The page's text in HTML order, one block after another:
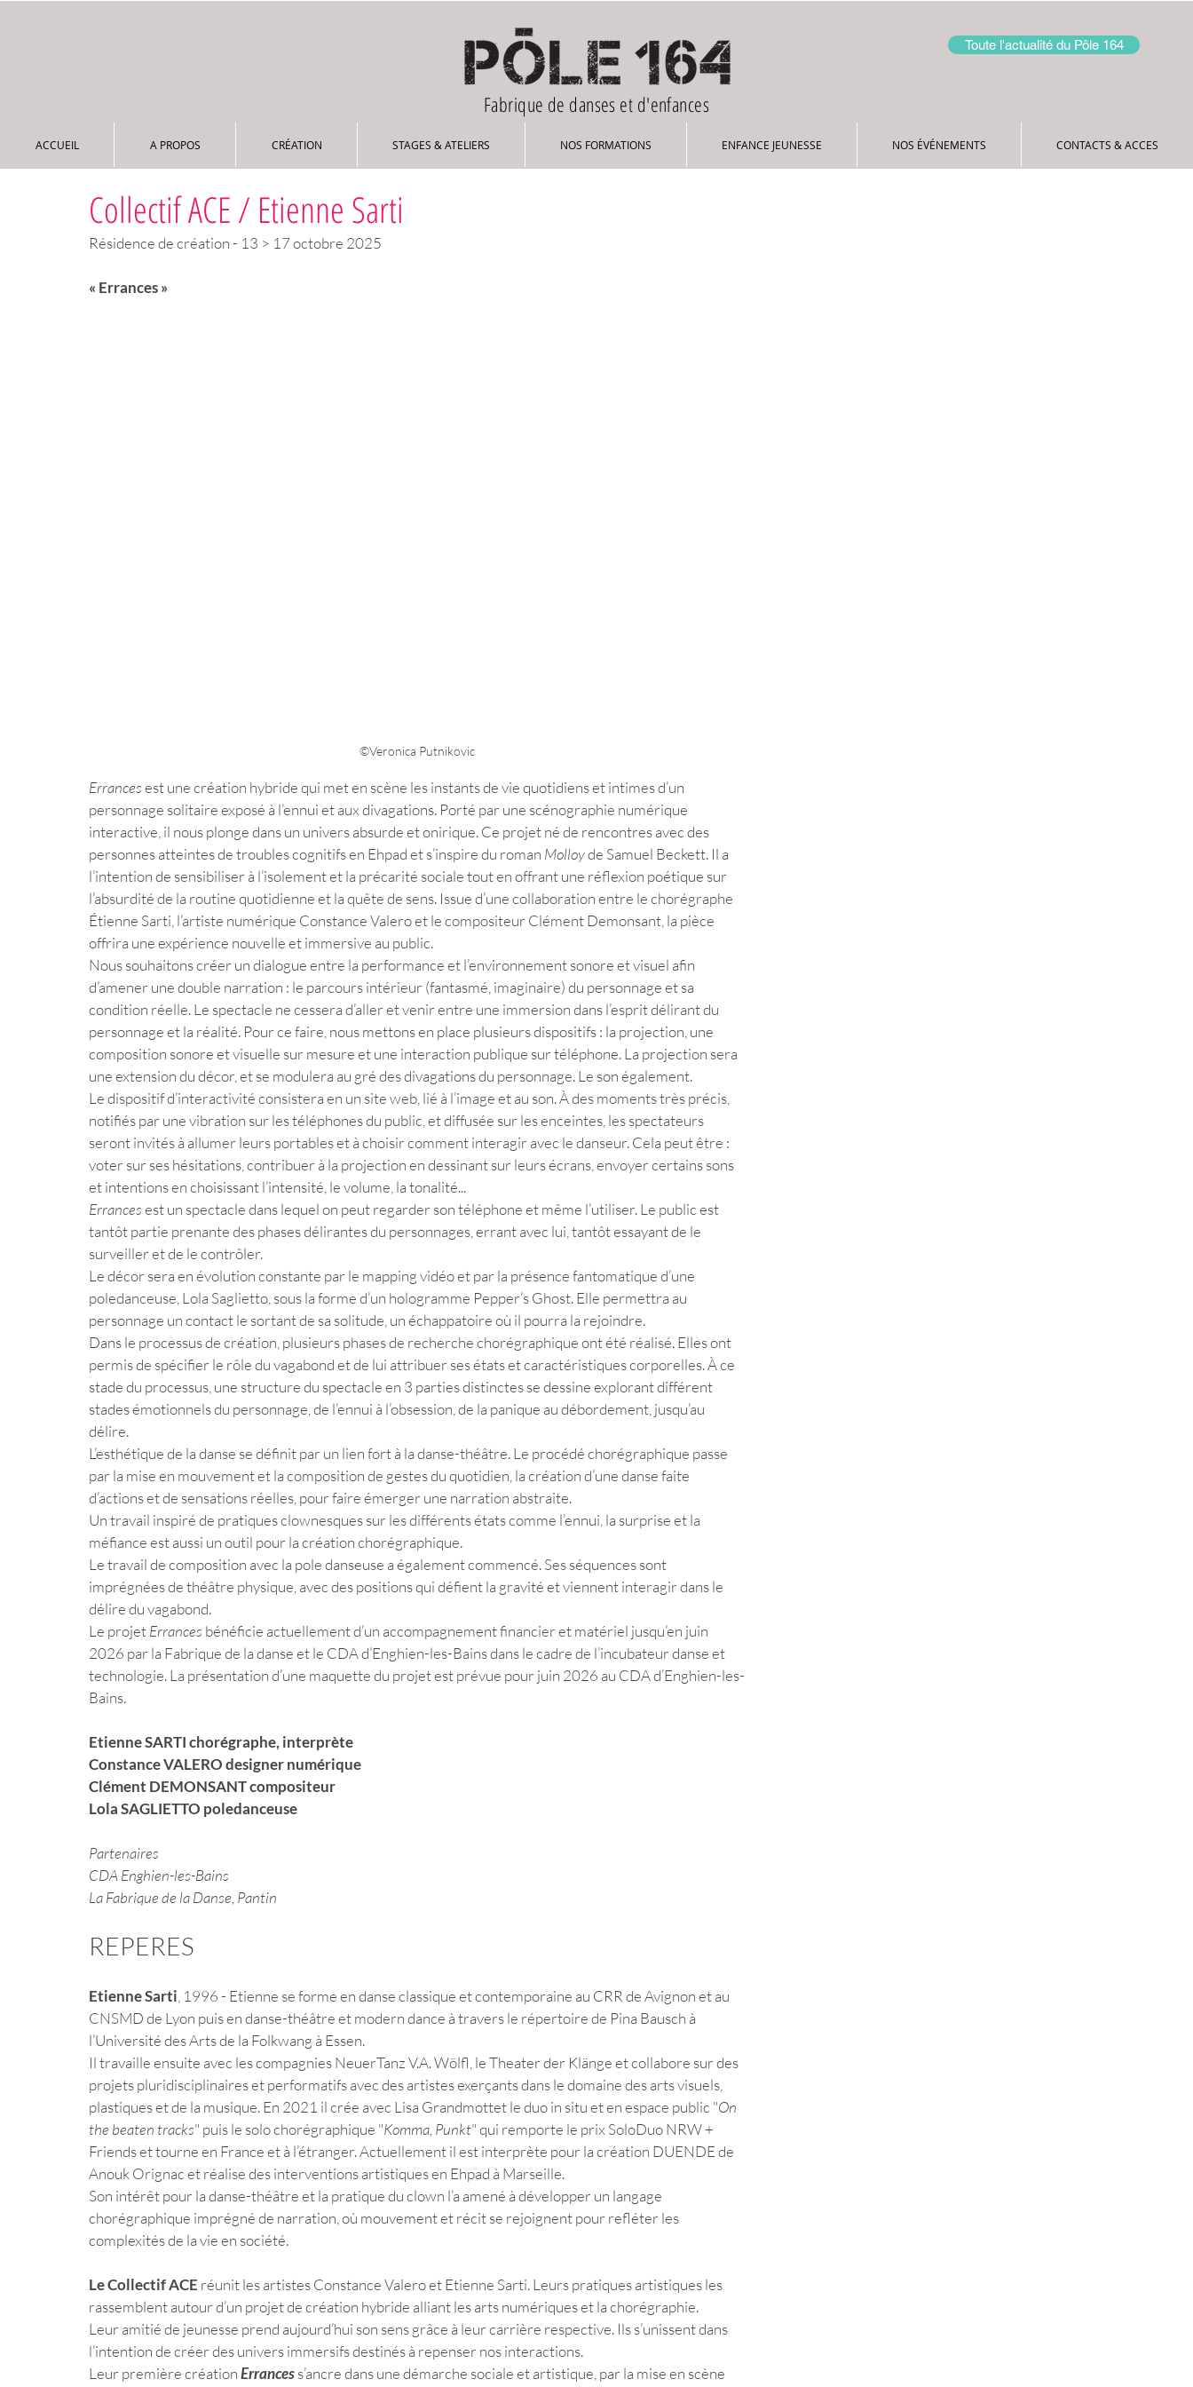
Toute l'actualité du Pôle 164
Fabrique de danses et d'enfances
ACCUEIL A PROPOS CRÉATION STAGES & ATELIERS NOS FORMATIONS ENFANCE JEUNESSE NOS ÉVÉNEMENTS CONTACTS & ACCES
ACCUEIL A PROPOS STAGES & ATELIERS NOS FORMATIONS ENFANCE JEUNESSE NOS ÉVÉNEMENTS CONTACTS & ACCES
Collectif ACE / Etienne Sarti
Résidence de création - 13 > 17 octobre 2025
« Errances »
©Veronica Putnikovic
Errances est une création hybride qui met en scène les instants de vie quotidiens et intimes d’un
personnage solitaire exposé à l’ennui et aux divagations. Porté par une scénographie numérique
interactive, il nous plonge dans un univers absurde et onirique. Ce projet né de rencontres avec des
personnes atteintes de troubles cognitifs en Ehpad et s’inspire du roman Molloy de Samuel Beckett. Il a
l’intention de sensibiliser à l’isolement et la précarité sociale tout en offrant une réflexion poétique sur
l’absurdité de la routine quotidienne et la quête de sens. Issue d’une collaboration entre le chorégraphe
Étienne Sarti, l’artiste numérique Constance Valero et le compositeur Clément Demonsant, la pièce
offrira une expérience nouvelle et immersive au public.
Nous souhaitons créer un dialogue entre la performance et l’environnement sonore et visuel afin
d’amener une double narration : le parcours intérieur (fantasmé, imaginaire) du personnage et sa
condition réelle. Le spectacle ne cessera d’aller et venir entre une immersion dans l’esprit délirant du
personnage et la réalité. Pour ce faire, nous mettons en place plusieurs dispositifs : la projection, une
composition sonore et visuelle sur mesure et une interaction publique sur téléphone. La projection sera
une extension du décor, et se modulera au gré des divagations du personnage. Le son également.
Le dispositif d’interactivité consistera en un site web, lié à l’image et au son. À des moments très précis,
notifiés par une vibration sur les téléphones du public, et diffusée sur les enceintes, les spectateurs
seront invités à allumer leurs portables et à choisir comment interagir avec le danseur. Cela peut être :
voter sur ses hésitations, contribuer à la projection en dessinant sur leurs écrans, envoyer certains sons
et intentions en choisissant l’intensité, le volume, la tonalité...
Errances est un spectacle dans lequel on peut regarder son téléphone et même l’utiliser. Le public est
tantôt partie prenante des phases délirantes du personnages, errant avec lui, tantôt essayant de le
surveiller et de le contrôler.
Le décor sera en évolution constante par le mapping vidéo et par la présence fantomatique d’une
poledanceuse, Lola Saglietto, sous la forme d’un hologramme Pepper’s Ghost. Elle permettra au
personnage un contact le sortant de sa solitude, un échappatoire où il pourra la rejoindre.
Dans le processus de création, plusieurs phases de recherche chorégraphique ont été réalisé. Elles ont
permis de spécifier le rôle du vagabond et de lui attribuer ses états et caractéristiques corporelles. À ce
stade du processus, une structure du spectacle en 3 parties distinctes se dessine explorant différent
stades émotionnels du personnage, de l’ennui à l’obsession, de la panique au débordement, jusqu’au
délire.
L’esthétique de la danse se définit par un lien fort à la danse-théâtre. Le procédé chorégraphique passe
par la mise en mouvement et la composition de gestes du quotidien, la création d’une danse faite
d’actions et de sensations réelles, pour faire émerger une narration abstraite.
Un travail inspiré de pratiques clownesques sur les différents états comme l’ennui, la surprise et la
méfiance est aussi un outil pour la création chorégraphique.
Le travail de composition avec la pole danseuse a également commencé. Ses séquences sont
imprégnées de théâtre physique, avec des positions qui défient la gravité et viennent interagir dans le
délire du vagabond.
Le projet Errances bénéficie actuellement d’un accompagnement financier et matériel jusqu’en juin
2026 par la Fabrique de la danse et le CDA d’Enghien-les-Bains dans le cadre de l’incubateur danse et
technologie. La présentation d’une maquette du projet est prévue pour juin 2026 au CDA d’Enghien-les-
Bains.
Etienne SARTI chorégraphe, interprète
Constance VALERO designer numérique
Clément DEMONSANT compositeur
Lola SAGLIETTO poledanceuse
Partenaires
CDA Enghien-les-Bains
La Fabrique de la Danse, Pantin
REPERES
Etienne Sarti, 1996 - Etienne se forme en danse classique et contemporaine au CRR de Avignon et au
CNSMD de Lyon puis en danse-théâtre et modern dance à travers le répertoire de Pina Bausch à
l’Université des Arts de la Folkwang à Essen.
Il travaille ensuite avec les compagnies NeuerTanz V.A. Wölfl, le Theater der Klänge et collabore sur des
projets pluridisciplinaires et performatifs avec des artistes exerçants dans le domaine des arts visuels,
plastiques et de la musique. En 2021 il crée avec Lisa Grandmottet le duo in situ et en espace public "On
the beaten tracks" puis le solo chorégraphique "Komma, Punkt" qui remporte le prix SoloDuo NRW +
Friends et tourne en France et à l’étranger. Actuellement il est interprète pour la création DUENDE de
Anouk Orignac et réalise des interventions artistiques en Ehpad à Marseille.
Son intérêt pour la danse-théâtre et la pratique du clown l’a amené à développer un langage
chorégraphique imprégné de narration, où mouvement et récit se rejoignent pour refléter les
complexités de la vie en société.
Le Collectif ACE réunit les artistes Constance Valero et Etienne Sarti. Leurs pratiques artistiques les
rassemblent autour d’un projet de création hybride alliant les arts numériques et la chorégraphie.
Leur amitié de jeunesse prend aujourd’hui son sens grâce à leur carrière respective. Ils s’unissent dans
l’intention de créer des univers immersifs destinés à repenser nos interactions.
Leur première création Errances s’ancre dans une démarche sociale et artistique, par la mise en scène